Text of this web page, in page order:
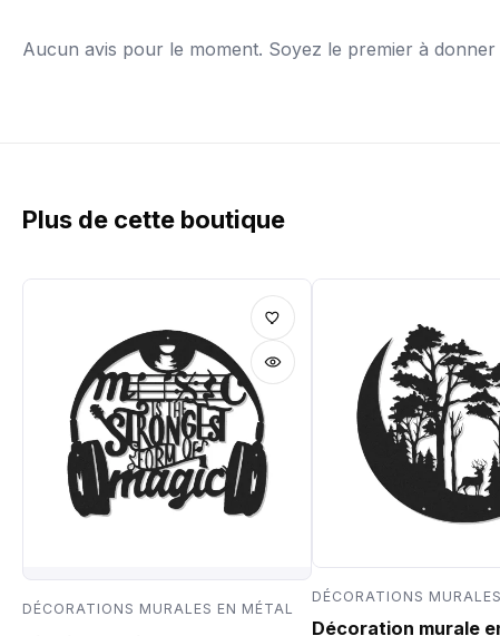
Aucun avis pour le moment. Soyez le premier à
Plus de cette boutique
DÉCORATIONS MURALES EN MÉTAL
DÉCORATIONS
Décoration murale